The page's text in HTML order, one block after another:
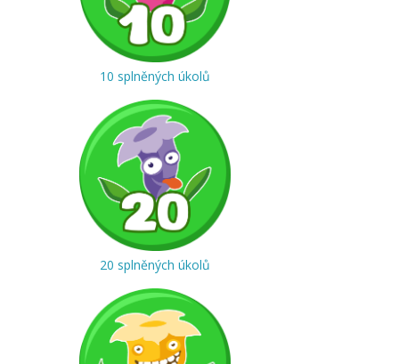
10 splněných úkolů
20 splněných úkolů